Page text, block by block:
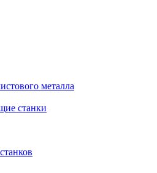
металла
станки